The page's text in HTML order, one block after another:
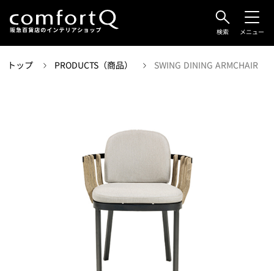
検索 メニュー
トップ PRODUCTS（商品） SWING DINING ARMCHAIR